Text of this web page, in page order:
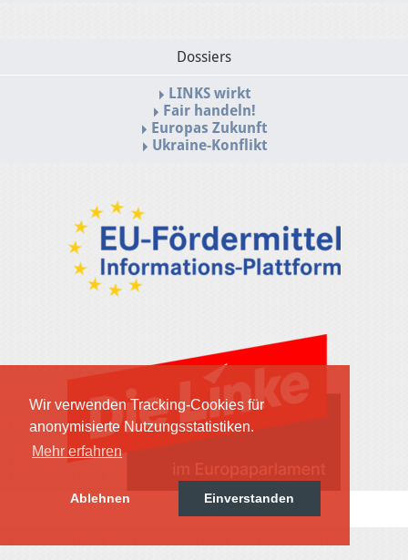
Wir verwenden Tracking-Cookies für
anonymisierte Nutzungsstatistiken.
Mehr erfahren
Ablehnen Einverstanden
Dossiers
LINKS wirkt
Fair handeln!
Europas Zukunft
Ukraine-Konflikt